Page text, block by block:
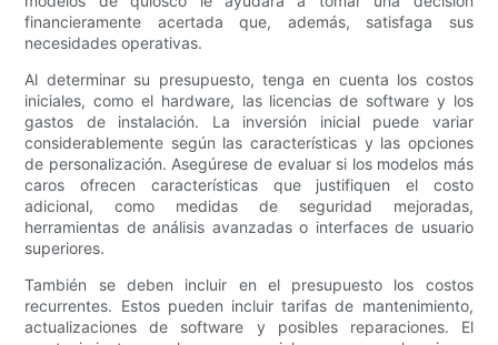
financieramente acertada que, además, satisfaga sus
necesidades operativas.
Al determinar su presupuesto, tenga en cuenta los costos
iniciales, como el hardware, las licencias de software y los
gastos de instalación. La inversión inicial puede variar
considerablemente según las características y las opciones
de personalización. Asegúrese de evaluar si los modelos más
caros ofrecen características que justifiquen el costo
adicional, como medidas de seguridad mejoradas,
herramientas de análisis avanzadas o interfaces de usuario
superiores.
También se deben incluir en el presupuesto los costos
recurrentes. Estos pueden incluir tarifas de mantenimiento,
actualizaciones de software y posibles reparaciones. El